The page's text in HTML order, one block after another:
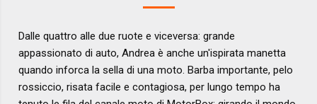
Dalle quattro alle due ruote e viceversa: grande
appassionato di auto, Andrea è anche un'ispirata manetta
quando inforca la sella di una moto. Barba importante, pelo
rossiccio, risata facile e contagiosa, per lungo tempo ha